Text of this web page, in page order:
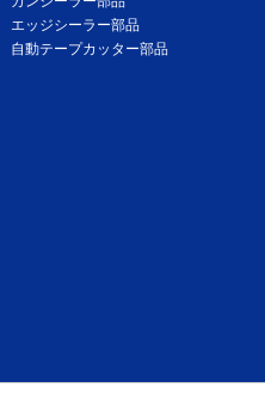
エッジシーラー部品
自動テープカッター部品